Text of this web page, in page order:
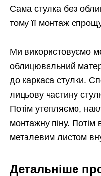
Сама стулка без
тому її монтаж
Ми використовуємо
облицювальний
до каркаса стулки.
лицьову частину
Потім утепляємо,
монтажну піну. Потім
металевим листом
Детальніше